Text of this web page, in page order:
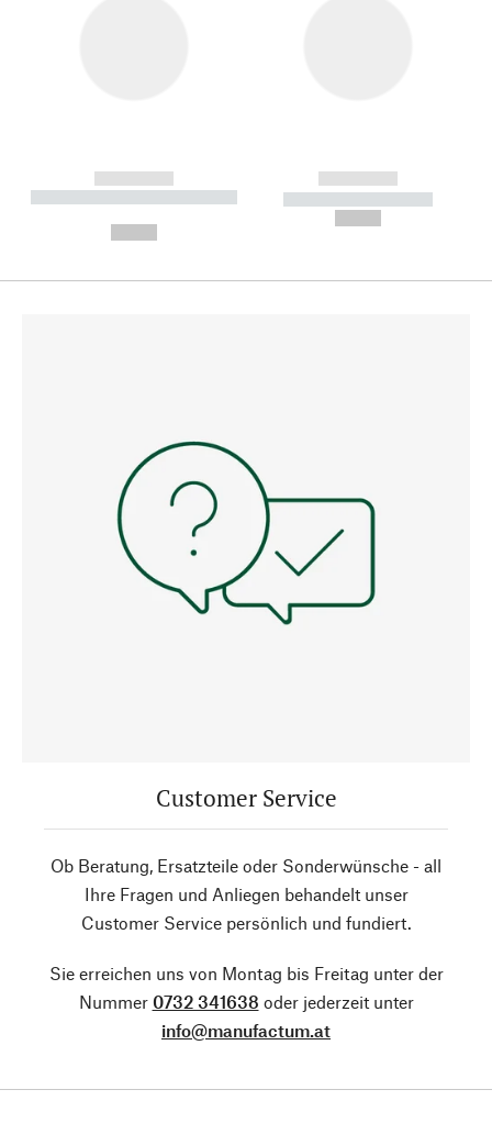
------------
----------- ----------- --------
------------
----------- -----------
Customer Service
Ob Beratung, Ersatzteile oder Sonderwünsche - all
Ihre Fragen und Anliegen behandelt unser
Customer Service persönlich und fundiert.
Sie erreichen uns von Montag bis Freitag unter der
Nummer 0732 341638 oder jederzeit unter
info@manufactum.at